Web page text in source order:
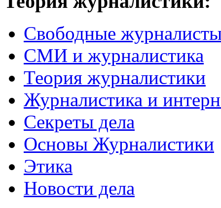
Свободные
СМИ и журналистика
Теория журналистики
Журналистика и
Секреты дела
Основы Журналистики
Этика
Новости дела